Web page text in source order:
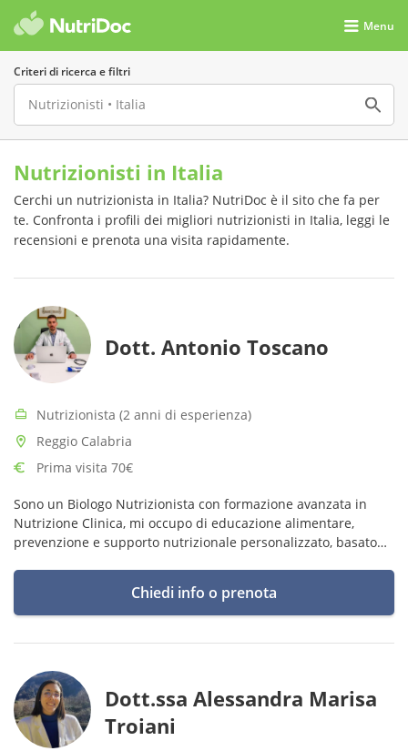
Menu
Criteri di ricerca e filtri
Nutrizionisti in Italia
Cerchi un nutrizionista in Italia? NutriDoc è il sito che fa per
te. Confronta i profili dei migliori nutrizionisti in Italia, leggi le
recensioni e prenota una visita rapidamente.
Dott. Antonio Toscano
Nutrizionista (2 anni di esperienza)
Reggio Calabria
Prima visita 70€
Sono un Biologo Nutrizionista con formazione avanzata in
Nutrizione Clinica, mi occupo di educazione alimentare,
prevenzione e supporto nutrizionale personalizzato, basato
Chiedi info o prenota
Dott.ssa Alessandra Marisa
Troiani